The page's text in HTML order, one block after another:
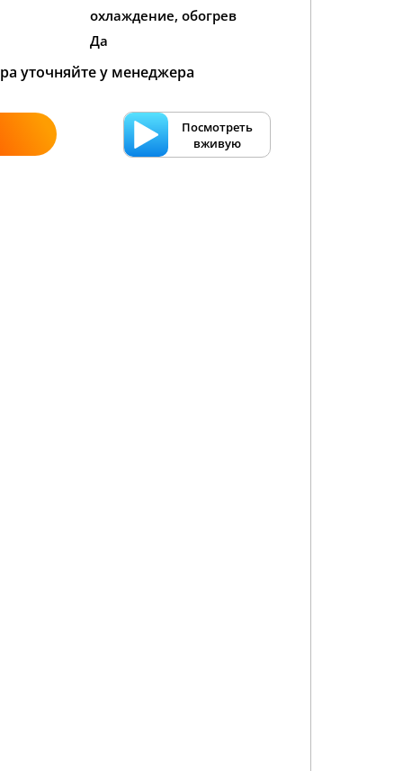
охлаждение, обогрев
Да
уточняйте у менеджера
Посмотреть
вживую